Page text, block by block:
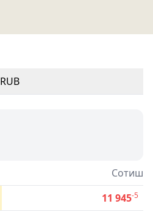
RUB
Сотиш
11 945-5